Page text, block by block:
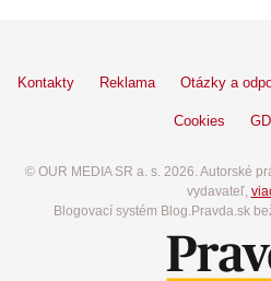
Kontakty Reklama Otázky a
Cookies
© OUR MEDIA SR a. s. 2026. Autorské
vydavateľ,
Blogovací systém Blog.Pravda.sk